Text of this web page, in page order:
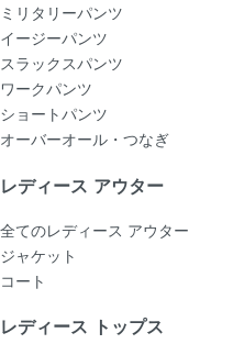
ミリタリーパンツ
イージーパンツ
スラックスパンツ
ワークパンツ
ショートパンツ
オーバーオール・つなぎ
レディース アウター
全てのレディース アウター
ジャケット
コート
レディース トップス